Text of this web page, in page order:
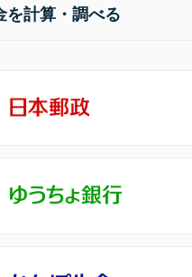
を計算・調べる